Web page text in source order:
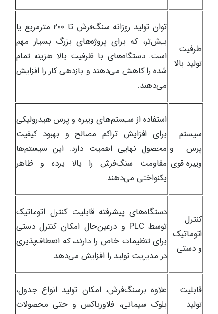
ظرفیت
تولید بالا
توان تولید روزانه سنگ‌فرش تا ۲۰۰ مترمربع یا
بیش‌تر، که برای پروژه‌های بزرگ بسیار مهم
است. دستگاه‌های با ظرفیت بالا هزینه تمام
شده را کاهش می‌دهند و بازدهی کار را افزایش
می‌دهند.
سیستم
پرس و
ویبره قوی
استفاده از سیستم‌های ویبره و پرس هیدرولیکی
برای افزایش تراکم مصالح و بهبود کیفیت
محصول نهایی اهمیت دارد. این سیستم‌ها
مقاومت سنگ‌فرش را بالا برده و ظاهر
یکنواختی می‌دهند.
کنترل
اتوماتیک
و دستی
دستگاه‌های پیشرفته قابلیت کنترل اتوماتیک
توسط PLC و درعین‌حال امکان کنترل دستی
برای تنظیمات خاص را دارند، که انعطاف‌پذیری
در مدیریت تولید را افزایش می‌دهد.
قابلیت
تولید
علاوه برسنگ‌فرش، امکان تولید انواع جدول،
بلوک سیمانی، فلاورباکس و حتی محصولات